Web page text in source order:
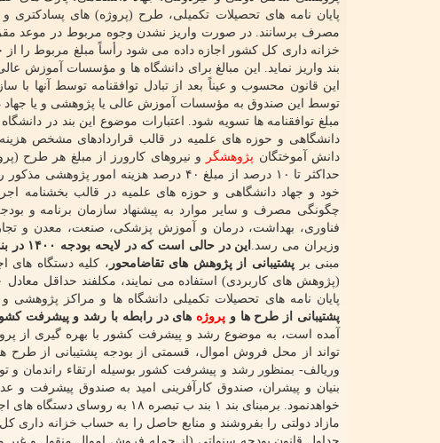
پایان نامه های تحصیلات تکمیلی، طرح (پروژه) های
مصرف برسانند. در صورت واریز نشدن وجوه مربوط در موعد
خزانه داری کل کشور اجازه داده می شود رأساً مبلغ مربوط را
بند واریز نماید. این مبالغ برای دانشگاه ها و مؤسسات آموزش
این قانون محسوب و عیناً بعد از تبادل توافقنامه توسط آنها
توسط این صندوق به مؤسسات آموزش عالی یا پژوهشی و یا
مبلغ توافقنامه ها تسویه شود. اعتبارات موضوع این بند در
دانشگاهی و حوزه های علمیه در قالب قراردادهای مشخص
دانش آموختگان پژوهشگر
حداکثر تا ۱۰ درصد از مبلغ ۴۰ درصد
خود و جهاد دانشگاهی و حوزه های علمیه در قالب بخشنامه
چگونگی مصرف و سایر موارد به پیشنهاد سازمان برنامه و
فناوری، بهداشت، درمان و آموزش پزشکی، صنعت، معدن و
وزیران می رسد. این در حالی است که در لایحه بودجه ۱۴۰۰ در بند ه آمده بود:
مبنی بر
پشتیبانی از پژوهش های تقاضامحور
پایان نامه های تحصیلات تکمیلی دانشگاه ها و مراکز پژوهشی
پشتیبانی از طرح ها و پروژه های در رابطه با رشد و پیشرفت
وریالف- بمنظور رشد و پیشرفت کشور بوسیله ارتقاء راندمان
خواهدنمود. برمبنای بند ۱ بند ب
مازاد دولتی را بفروشند و منابع حاصل را به حساب خزانه داری